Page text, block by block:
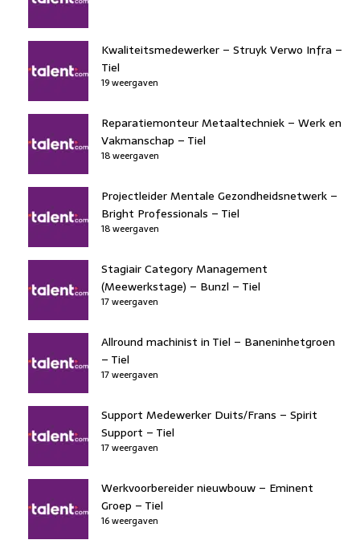
Kwaliteitsmedewerker – Struyk Verwo Infra –
Tiel
19 weergaven
Reparatiemonteur Metaaltechniek – Werk en
Vakmanschap – Tiel
18 weergaven
Projectleider Mentale Gezondheidsnetwerk –
Bright Professionals – Tiel
18 weergaven
Stagiair Category Management
(Meewerkstage) – Bunzl – Tiel
17 weergaven
Allround machinist in Tiel – Baneninhetgroen
– Tiel
17 weergaven
Support Medewerker Duits/Frans – Spirit
Support – Tiel
17 weergaven
Werkvoorbereider nieuwbouw – Eminent
Groep – Tiel
16 weergaven